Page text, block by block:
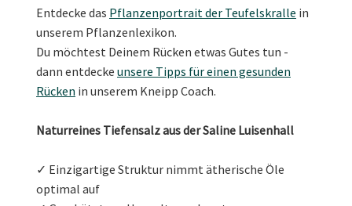
Entdecke das Pflanzenportrait der Teufelskralle in
unserem Pflanzenlexikon.
Du möchtest Deinem Rücken etwas Gutes tun -
dann entdecke unsere Tipps für einen gesunden
Rücken in unserem Kneipp Coach.
Naturreines Tiefensalz aus der Saline Luisenhall
✓ Einzigartige Struktur nimmt ätherische Öle
optimal auf